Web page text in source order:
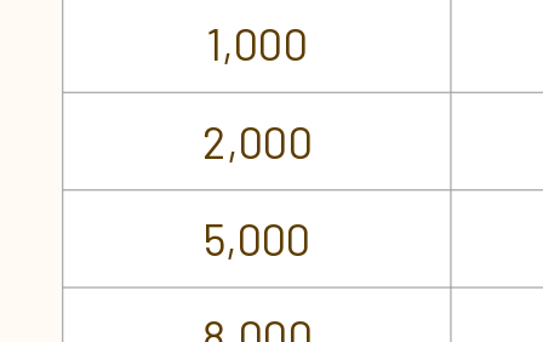
Quà Nạp tặng PET - VK
1,000
2,000
5,000